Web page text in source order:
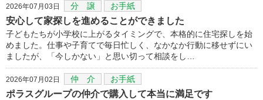
2026年07月03日 分 譲 お手紙
安心して家探しを進めることができました
子どもたちが小学校に上がるタイミングで、本格的に住宅探しを始
めました。仕事や子育てで毎日忙しく、なかなか行動に移せずにい
ましたが、「今しかない」と思い切って相談をし…
2026年07月02日 仲 介 お手紙
ポラスグループの仲介で購入して本当に満足です